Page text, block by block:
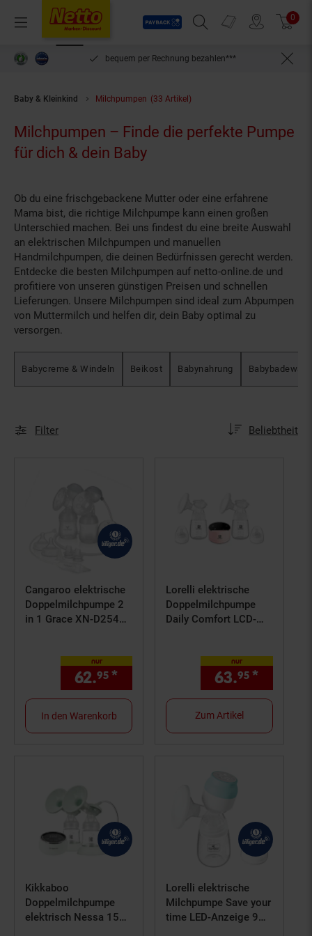
Menü
Payback
Suchfeld einblenden
Prospekte 0
kein Mindestbestellwert
Baby & Kleinkind Milchpumpen (33 Artikel)
Milchpumpen – Finde die perfekte Pumpe
für dich & dein Baby
Ob du eine frischgebackene Mutter oder eine erfahrene
Mama bist, die richtige Milchpumpe kann einen großen
Unterschied machen. Bei uns findest du eine breite Auswahl
an elektrischen Milchpumpen und manuellen
Handmilchpumpen, die deinen Bedürfnissen gerecht werden.
Entdecke die besten Milchpumpen auf netto-online.de und
profitiere von unseren günstigen Preisen und schnellen
Lieferungen. Unsere Milchpumpen sind ideal zum Abpumpen
von Muttermilch und helfen dir, dein Baby optimal zu
versorgen.
Babycreme & Windeln Beikost Babynahrung
Filter Sortierung:
Beliebtheit
Cangaroo elektrische
Doppelmilchpumpe 2
in 1 Grace XN-D254
nur
62.95 * € Sternchen
In den Warenkorb
Lorelli elektrische
Doppelmilchpumpe
Daily Comfort LCD-
nur
63.95 *
Zum Artikel
Kikkaboo
Doppelmilchpumpe
elektrisch Nessa 150
Lorelli elektrische
Milchpumpe Save your
time LED-Anzeige 9